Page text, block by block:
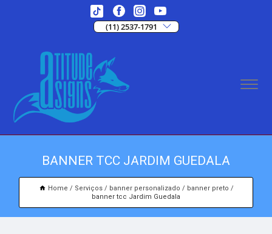
(11) 2537-1791
BANNER TCC JARDIM GUEDALA
Home Serviços banner personalizado
banner preto
banner tcc Jardim Guedala